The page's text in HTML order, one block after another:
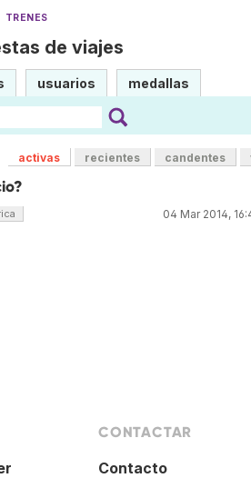
TRENES
de viajes
usuarios medallas
activas recientes candentes
04 Mar 2014,
CONTACTAR
Contacto